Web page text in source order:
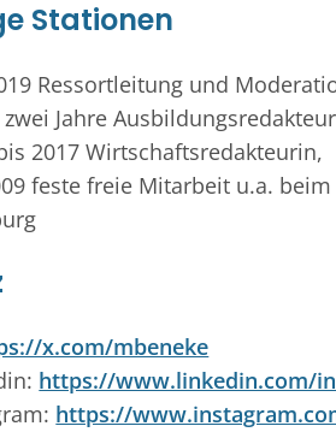
Stationen
Ressortleitung und
Jahre
2017 Wirtschaftsredakteurin,
feste freie Mitarbeit u.a.
x.com/mbeneke
https://www.linkedin.com/
https://